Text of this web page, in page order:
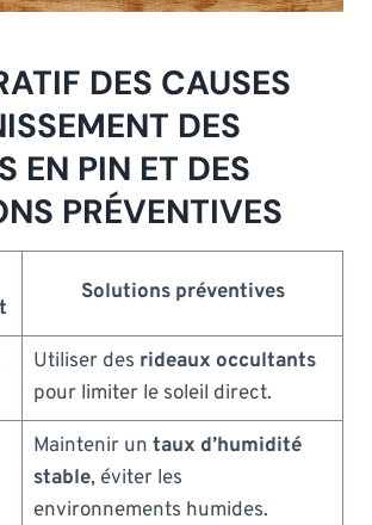
DES CAUSES
DES
EN PIN ET DES
PRÉVENTIVES
Solutions préventives
Utiliser des rideaux occultants
pour limiter le soleil direct.
Maintenir un taux d’humidité
stable, éviter les
environnements humides.